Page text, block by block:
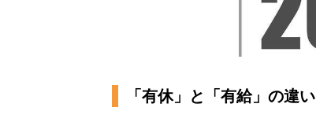
「有休」と「有給」の違い